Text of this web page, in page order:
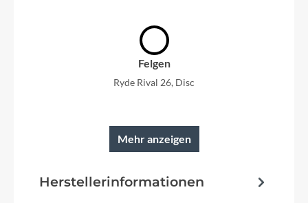
Felgen
Ryde Rival 26, Disc
28", ultra lite AL-6061 Rohrsatz, integrierter Akku
Mehr anzeigen
Herstellerinformationen